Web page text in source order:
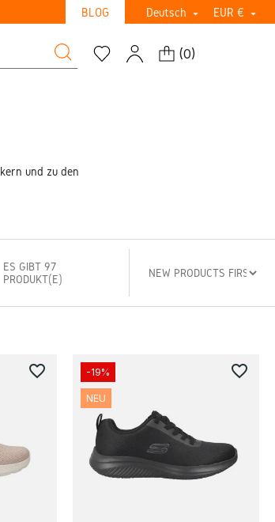
BLOG Deutsch  EUR € 
(0)
und zu den
ES GIBT 97
PRODUKT(E)
favorite_border -19%
NEU
favorite_border